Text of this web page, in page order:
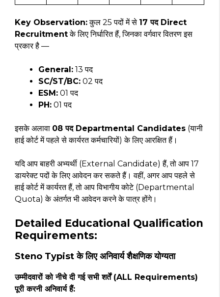
Key Observation:कुल 25 पदों में से 17 पद Direct
Recruitmentके लिए निर्धारित हैं, जिनका वर्गवार वितरण इस
प्रकार है —
General: 13 पद
SC/ST/BC: 02 पद
ESM: 01 पद
PH: 01 पद
इसके अलावा 08 पद Departmental Candidates (यानी
हाई कोर्ट में पहले से कार्यरत कर्मचारियों) के लिए आरक्षित हैं।
यदि आप बाहरी अभ्यर्थी (External Candidate) हैं, तो आप 17
डायरेक्ट पदों के लिए आवेदन कर सकते हैं। वहीं, अगर आप पहले से
हाई कोर्ट में कार्यरत हैं, तो आप विभागीय कोटे (Departmental
Quota) के अंतर्गत भी आवेदन करने के पात्र होंगे।
Detailed Educational Qualification
Requirements:
Steno Typist के लिए अनिवार्य शैक्षणिक योग्यता
उम्मीदवारों को नीचे दी गई सभी शर्तें (ALL Requirements)
पूरी करनी अनिवार्य हैं: